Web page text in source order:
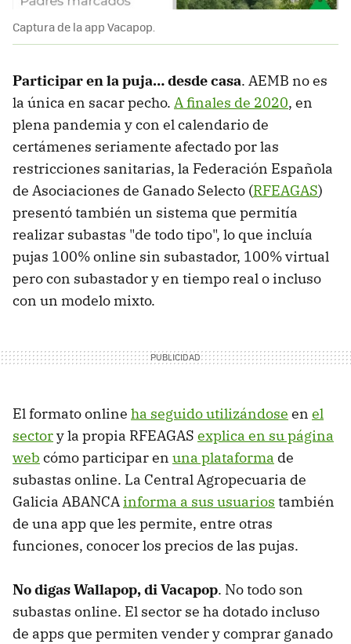
Captura de la app Vacapop.
Participar en la puja… desde casa. AEMB no es
la única en sacar pecho. A finales de 2020, en
plena pandemia y con el calendario de
certámenes seriamente afectado por las
restricciones sanitarias, la Federación Española
de Asociaciones de Ganado Selecto (RFEAGAS)
presentó también un sistema que permitía
realizar subastas "de todo tipo", lo que incluía
pujas 100% online sin subastador, 100% virtual
pero con subastador y en tiempo real o incluso
con un modelo mixto.
El formato online ha seguido utilizándose en el
sectory la propia RFEAGAS explica en su página
web cómo participar en una plataforma de
subastas online. La Central Agropecuaria de
Galicia ABANCAinforma a sus usuarios también
de una app que les permite, entre otras
funciones, conocer los precios de las pujas.
No digas Wallapop, di Vacapop. No todo son
subastas online. El sector se ha dotado incluso
de apps que permiten vender y comprar ganado